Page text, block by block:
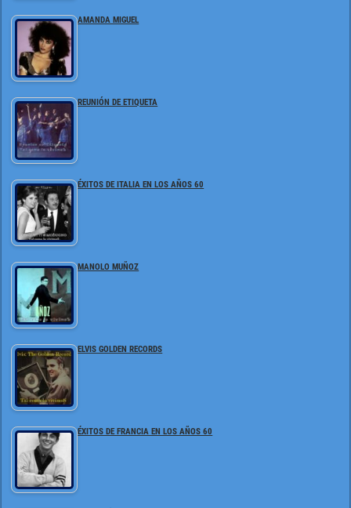
AMANDA MIGUEL
REUNIÓN DE ETIQUETA
ÉXITOS DE ITALIA EN LOS AÑOS 60
MANOLO MUÑOZ
ELVIS GOLDEN RECORDS
ÉXITOS DE FRANCIA EN LOS AÑOS 60